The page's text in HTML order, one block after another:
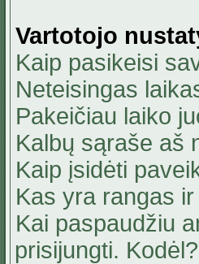
Vartotojo
Kaip pasikeisi
Neteisingas
Pakeičiau laiko
Kalbų sąraše aš
Kaip įsidėti
Kas yra rangas
Kai paspaudžiu
prisijungti. Kodėl?